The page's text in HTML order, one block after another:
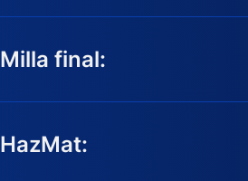
Milla final:
HazMat: